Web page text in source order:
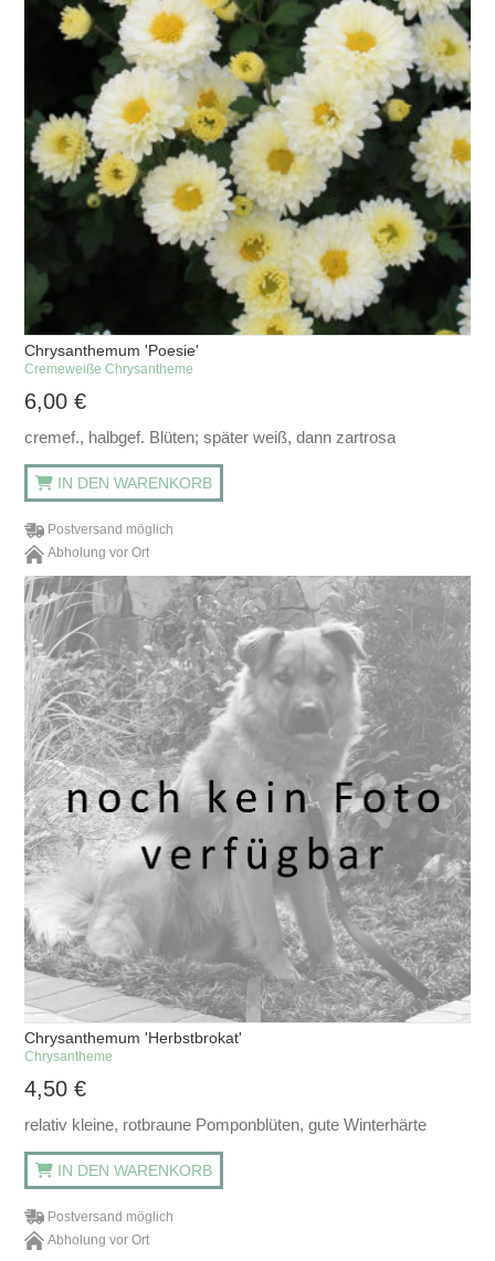
Chrysanthemum 'Poesie'
Cremeweiße Chrysantheme
6,00€
cremef., halbgef. Blüten; später weiß, dann zartrosa
IN DEN WARENKORB
Postversand möglich
Abholung vor Ort
Chrysanthemum 'Herbstbrokat'
Chrysantheme
4,50€
relativ kleine, rotbraune Pomponblüten, gute Winterhärte
IN DEN WARENKORB
Postversand möglich
Abholung vor Ort